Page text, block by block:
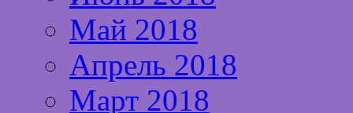
Май 2018
Апрель 2018
Март 2018